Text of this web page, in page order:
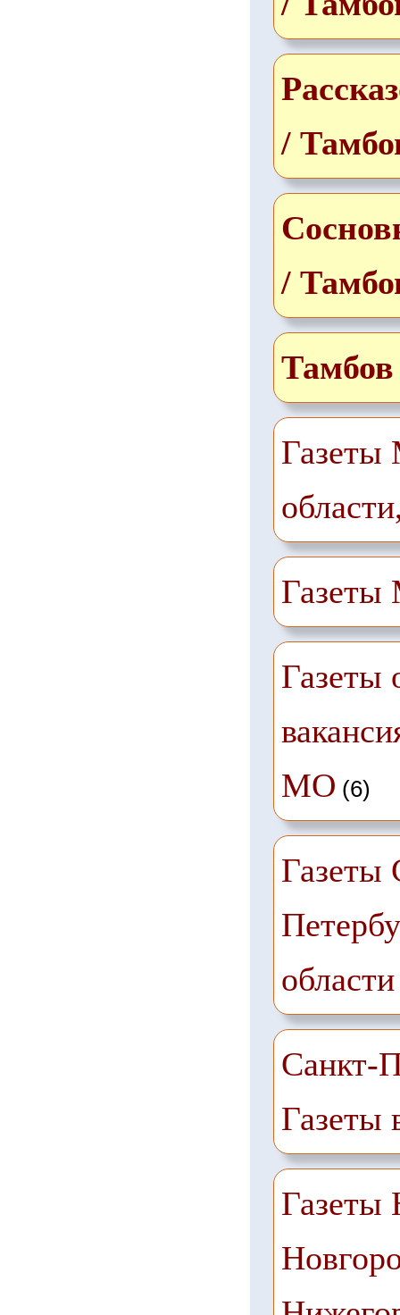
/
/
Тамбов
Газеты
Газеты
МО (6)
Газеты
области
Санкт-
Газеты
Газеты